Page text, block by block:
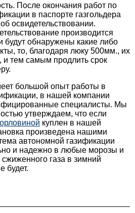
После окончания работ по
в паспорте газгольдера
освидетельствовании.
производится
будут обнаружены какие либо
то, благодаря люку 500мм., их
и тем самым продлить срок
большой опыт работы в
в нашей компании
специалисты. Мы
утверждаем, что если
куплен в нашей
произведена нашими
автономной газификации
и надежно в любые морозы и
газа в зимний
будет.